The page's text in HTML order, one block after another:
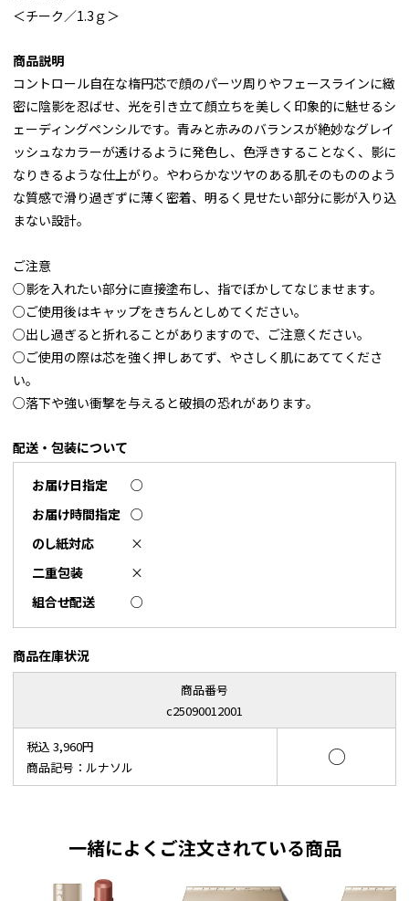
＜チーク／1.3ｇ＞
商品説明
コントロール自在な楕円芯で顔のパーツ周りやフェースラインに緻
密に陰影を忍ばせ、光を引き立て顔立ちを美しく印象的に魅せるシ
ェーディングペンシルです。青みと赤みのバランスが絶妙なグレイ
ッシュなカラーが透けるように発色し、色浮きすることなく、影に
なりきるような仕上がり。やわらかなツヤのある肌そのもののよう
な質感で滑り過ぎずに薄く密着、明るく見せたい部分に影が入り込
まない設計。
ご注意
○影を入れたい部分に直接塗布し、指でぼかしてなじませます。
○ご使用後はキャップをきちんとしめてください。
○出し過ぎると折れることがありますので、ご注意ください。
○ご使用の際は芯を強く押しあてず、やさしく肌にあててくださ
い。
○落下や強い衝撃を与えると破損の恐れがあります。
配送・包装について
お届け日指定
○
お届け時間指定 ○
のし紙対応
×
二重包装
×
組合せ配送
○
商品在庫状況
商品番号
c25090012001
税込 3,960円
商品記号：ルナソル
○
一緒によくご注文されている商品